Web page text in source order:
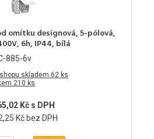
omítku designová, 5-pólová,
6h, IP44, bílá
885-6v
skladem 62 ks
210 ks
Kč s DPH
Kč bez DPH